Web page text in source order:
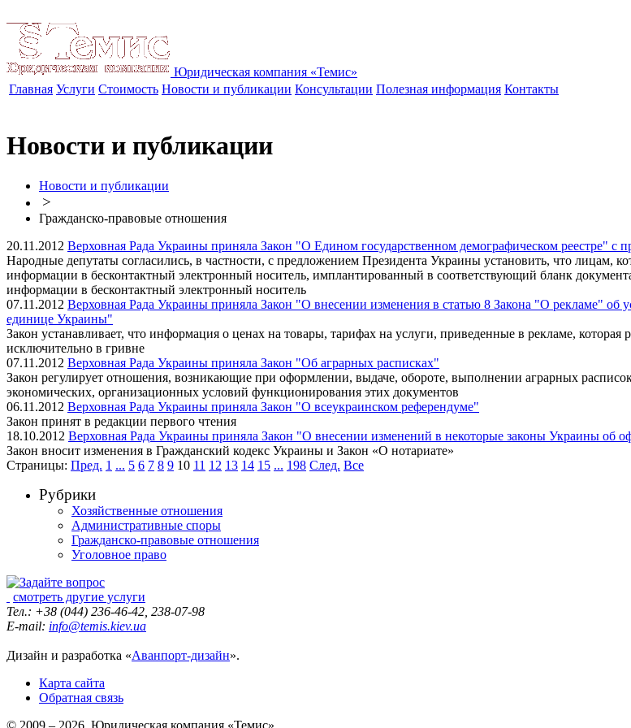
Юридическая компания «Темис»
Главная Услуги Стоимость Новости и публикации Консультации Полезная информация Контакты
Новости и публикации
Новости и публикации
>
Гражданско-правовые отношения
20.11.2012 Верховная Рада Украины приняла Закон "О Едином государственном демографическом реестре" с
Народные депутаты согласились, в частности, с предложением Президента Украины установить, что лицам,
информации в бесконтактный электронный носитель, имплантированный в соответствующий бланк
информации в бесконтактный электронный носитель
07.11.2012 Верховная Рада Украины приняла Закон "О внесении изменения в статью 8 Закона "О рекламе" об
единице Украины"
Закон устанавливает, что информация о ценах на товары, тарифах на услуги, приведенные в рекламе,
исключительно в гривне
07.11.2012 Верховная Рада Украины приняла Закон "Об аграрных расписках"
Закон регулирует отношения, возникающие при оформлении, выдаче, обороте, выполнении аграрных
экономических, организационных условий функционирования этих документов
06.11.2012 Верховная Рада Украины приняла Закон "О всеукраинском референдуме"
Закон принят в редакции первого чтения
18.10.2012 Верховная Рада Украины приняла Закон "О внесении изменений в некоторые законы Украины об
Закон вносит изменения в Гражданский кодекс Украины и Закон «О нотариате»
Страницы: Пред. 1 ... 5 6 7 8 9 10 11 12 13 14 15 ... 198 След. Все
Рубрики
Хозяйственные отношения
Административные споры
Гражданско-правовые отношения
Уголовное право
смотреть другие услуги
Тел.: +38 (044) 236-46-42, 238-07-98
E-mail: info@temis.kiev.ua
Дизайн и разработка «Аванпорт-дизайн».
Карта сайта
Обратная связь
© 2009 – 2026 Юридическая компания «Темис».